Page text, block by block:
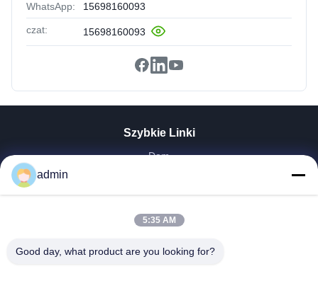
WhatsApp: 15698160093
czat: 15698160093
Szybkie Linki
Dom
Pokaz VR
O Nas
Wycieczka Po Fabryce
Kontrola Jakości
admin
5:35 AM
Good day, what product are you looking for?